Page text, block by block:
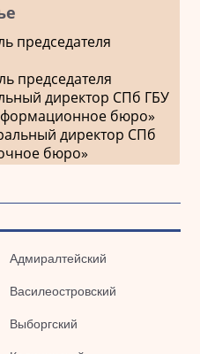
председателя
председателя
директор СПб ГБУ
бюро»
директор СПб
бюро»
Адмиралтейский
Василеостровский
Выборгский